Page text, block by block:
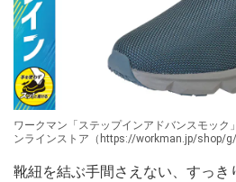
ワークマン「ステップインアドバンスモック
ンラインストア（https://workman.jp/shop/
靴紐を結ぶ手間さえない、すっき